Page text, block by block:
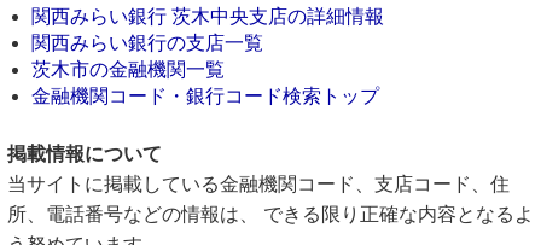
関西みらい銀行 茨木中央支店の詳細情報
関西みらい銀行の支店一覧
茨木市の金融機関一覧
金融機関コード・銀行コード検索トップ
掲載情報について
当サイトに掲載している金融機関コード、支店コード、住
所、電話番号などの情報は、 できる限り正確な内容となるよ